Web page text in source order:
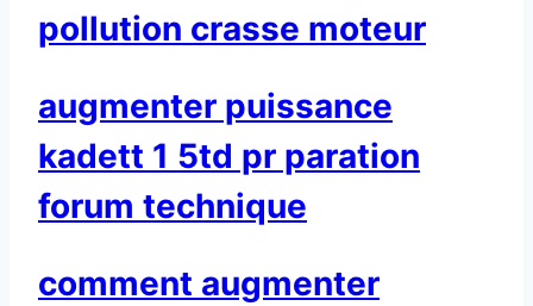
pollution crasse moteur
augmenter puissance
kadett 1 5td pr paration
forum technique
comment augmenter